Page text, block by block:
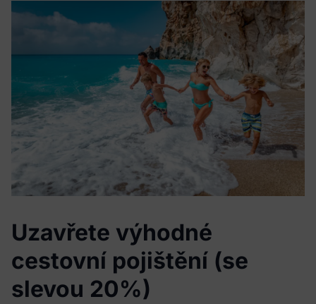
Uzavřete výhodné
cestovní pojištění (se
slevou 20%)